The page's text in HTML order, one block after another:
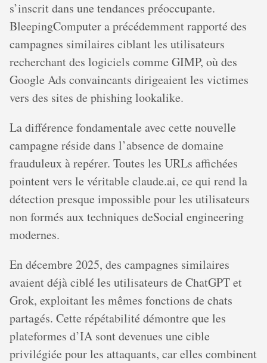
s’inscrit dans une tendances préoccupante.
BleepingComputer a précédemment rapporté des
campagnes similaires ciblant les utilisateurs
recherchant des logiciels comme GIMP, où des
Google Ads convaincants dirigeaient les victimes
vers des sites de phishing lookalike.
La différence fondamentale avec cette nouvelle
campagne réside dans l’absence de domaine
frauduleux à repérer. Toutes les URLs affichées
pointent vers le véritable claude.ai, ce qui rend la
détection presque impossible pour les utilisateurs
non formés aux techniques deSocial engineering
modernes.
En décembre 2025, des campagnes similaires
avaient déjà ciblé les utilisateurs de ChatGPT et
Grok, exploitant les mêmes fonctions de chats
partagés. Cette répétabilité démontre que les
plateformes d’IA sont devenues une cible
privilégiée pour les attaquants, car elles combinent